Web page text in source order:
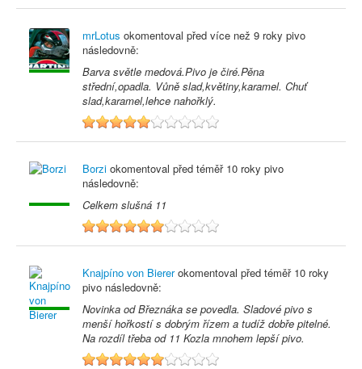
mrLotus okomentoval před více než 9 roky pivo
následovně:
Barva světle medová.Pivo je čiré.Pěna
střední,opadla. Vůně slad,květiny,karamel. Chuť
slad,karamel,lehce nahořklý.
5
Borzi okomentoval před téměř 10 roky pivo
následovně:
Celkem slušná 11
6
Knajpíno von Biererokomentoval před téměř 10 roky
pivo následovně:
Novinka od Březnáka se povedla. Sladové pivo s
menší hořkostí s dobrým řízem a tudíž dobře pitelné.
Na rozdíl třeba od 11 Kozla mnohem lepší pivo.
6